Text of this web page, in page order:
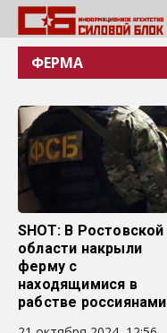
ФЕРМА
SHOT: В Ростовской
области накрыли
ферму с
находящимися в
рабстве россиянами